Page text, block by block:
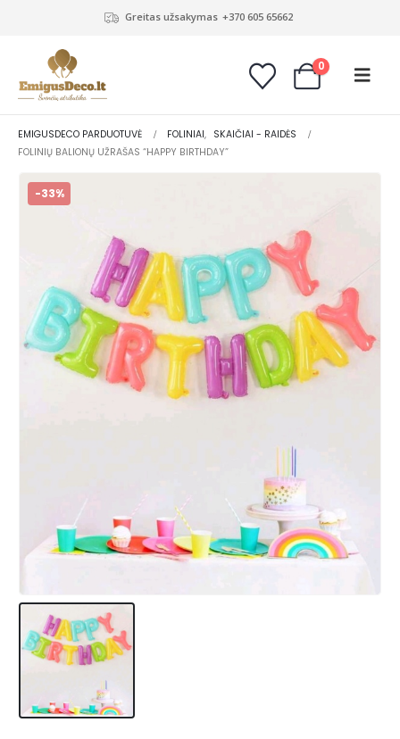
Greitas užsakymas +370 605 65662
0
EMIGUSDECO PARDUOTUVĖ FOLINIAI, SKAIČIAI - RAIDĖS
FOLINIŲ BALIONŲ UŽRAŠAS “HAPPY BIRTHDAY”
-33%